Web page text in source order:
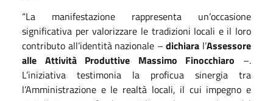
“La manifestazione rappresenta un’occasione
significativa per valorizzare le tradizioni locali e il loro
contributo all’identità nazionale –dichiara l’Assessore
alle Attività Produttive Massimo Finocchiaro –.
L’iniziativa testimonia la proficua sinergia tra
l’Amministrazione e le realtà locali, il cui impegno e